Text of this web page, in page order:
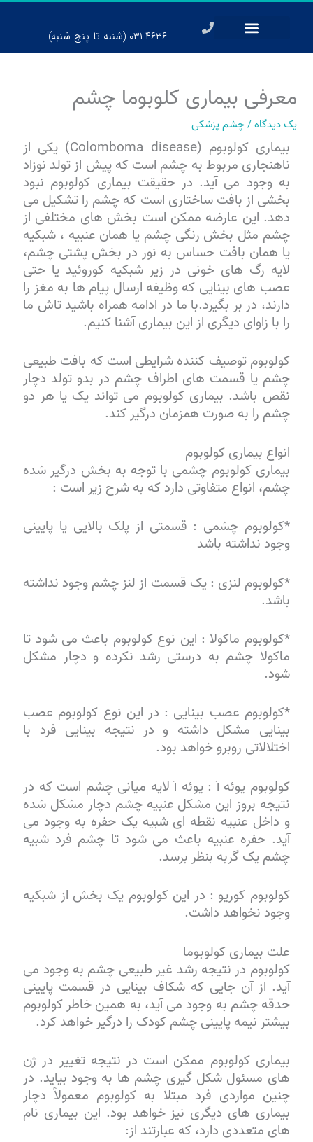
پرش
۰۳۱-۴۶۳۶ (شنبه تا پنج شنبه)
معرفی بیماری کلوبوما چشم
یک دیدگاه/چشم پزشکی
بیماری کولوبوم (Colomboma disease) یکی از
ناهنجاری مربوط به چشم است که پیش از تولد نوزاد
به وجود می آید. در حقیقت بیماری کولوبوم نبود
بخشی از بافت ساختاری است که چشم را تشکیل می
دهد. این عارضه ممکن است بخش های مختلفی از
چشم مثل بخش رنگی چشم یا همان عنبیه ، شبکیه
یا همان بافت حساس به نور در بخش پشتی چشم،
لایه رگ های خونی در زیر شبکیه کوروئید یا حتی
عصب های بینایی که وظیفه ارسال پیام ها به مغز را
دارند، در بر بگیرد.با ما در ادامه همراه باشید تاش ما
را با زاوای دیگری از این بیماری آشنا کنیم.
کولوبوم توصیف کننده شرایطی است که بافت طبیعی
چشم یا قسمت های اطراف چشم در بدو تولد دچار
نقص باشد. بیماری کولوبوم می تواند یک یا هر دو
چشم را به صورت همزمان درگیر کند.
انواع بیماری کولوبوم
بیماری کولوبوم چشمی با توجه به بخش درگیر شده
چشم، انواع متفاوتی دارد که به شرح زیر است :
*کولوبوم چشمی : قسمتی از پلک بالایی یا پایینی
وجود نداشته باشد
*کولوبوم لنزی : یک قسمت از لنز چشم وجود نداشته
باشد.
*کولوبوم ماکولا : این نوع کولوبوم باعث می شود تا
ماکولا چشم به درستی رشد نکرده و دچار مشکل
شود.
*کولوبوم عصب بینایی : در این نوع کولوبوم عصب
بینایی مشکل داشته و در نتیجه بینایی فرد با
اختلالاتی روبرو خواهد بود.
کولوبوم یوئه آ : یوئه آ لایه میانی چشم است که در
نتیجه بروز این مشکل عنبیه چشم دچار مشکل شده
و داخل عنبیه نقطه ای شبیه یک حفره به وجود می
آید. حفره عنبیه باعث می شود تا چشم فرد شبیه
چشم یک گربه بنظر برسد.
کولوبوم کوریو : در این کولوبوم یک بخش از شبکیه
وجود نخواهد داشت.
علت بیماری کولوبوما
کولوبوم در نتیجه رشد غیر طبیعی چشم به وجود می
آید. از آن جایی که شکاف بینایی در قسمت پایینی
حدقه چشم به وجود می آید، به همین خاطر کولوبوم
بیشتر نیمه پایینی چشم کودک را درگیر خواهد کرد.
بیماری کولوبوم ممکن است در نتیجه تغییر در ژن
های مسئول شکل گیری چشم ها به وجود بیاید. در
چنین مواردی فرد مبتلا به کولوبوم معمولاً دچار
بیماری های دیگری نیز خواهد بود. این بیماری نام
های متعددی دارد، که عبارتند از: